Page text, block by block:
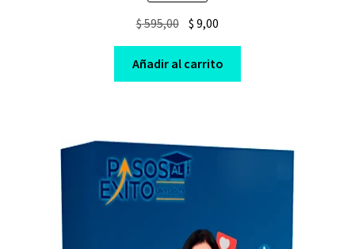
$595,00 Original
price
was:
$ 595,00.
$ 9,00
price
is:
$ 9,00.
Añadir al carrito